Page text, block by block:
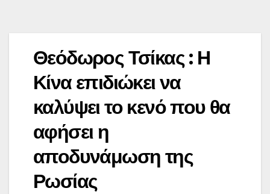
Θεόδωρος Τσίκας : Η
Κίνα επιδιώκει να
καλύψει το κενό που θα
αφήσει η
αποδυνάμωση της
Ρωσίας